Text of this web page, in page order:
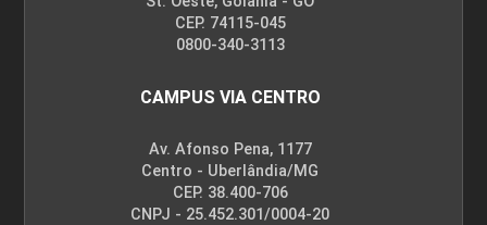
CEP. 74115-045
0800-340-3113
CAMPUS VIA CENTRO
Av. Afonso Pena, 1177
Centro - Uberlândia/MG
CEP. 38.400-706
CNPJ - 25.452.301/0004-20